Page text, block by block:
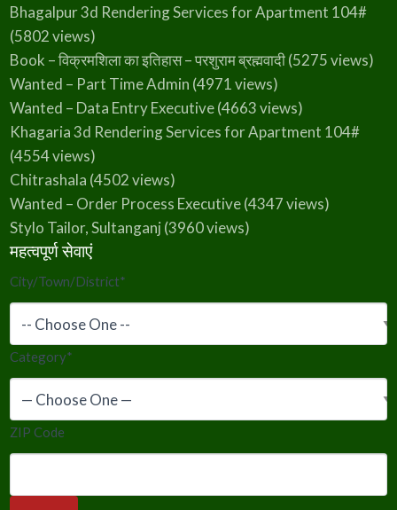
Bhagalpur 3d Rendering Services for Apartment 104#
(5802 views)
Book – विक्रमशिला का इतिहास – परशुराम ब्रह्मवादी(5275 views)
Wanted – Part Time Admin (4971 views)
Wanted – Data Entry Executive(4663 views)
Khagaria 3d Rendering Services for Apartment 104#
(4554 views)
Chitrashala (4502 views)
Wanted – Order Process Executive(4347 views)
Stylo Tailor, Sultanganj (3960 views)
महत्वपूर्ण सेवाएं
City/Town/District*
Category*
ZIP Code